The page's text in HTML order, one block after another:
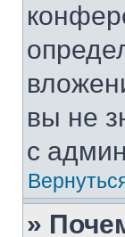
вы не
с
»